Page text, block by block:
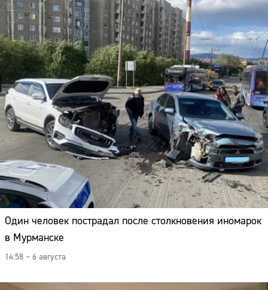
Один человек пострадал после столкновения иномарок
в Мурманске
14:58 – 6 августа